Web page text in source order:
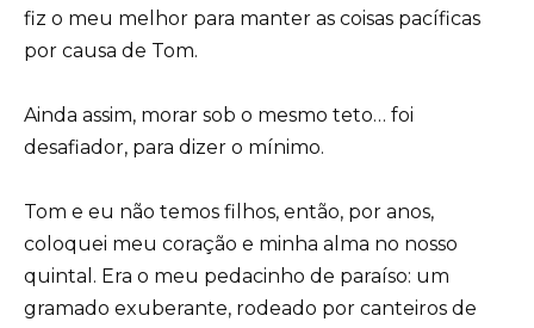
fiz o meu melhor para manter as coisas pacíficas
por causa de Tom.
Ainda assim, morar sob o mesmo teto… foi
desafiador, para dizer o mínimo.
Tom e eu não temos filhos, então, por anos,
coloquei meu coração e minha alma no nosso
quintal. Era o meu pedacinho de paraíso: um
gramado exuberante, rodeado por canteiros de